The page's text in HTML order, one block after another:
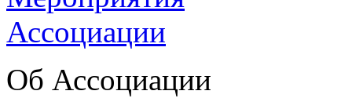
Об Ассоциации